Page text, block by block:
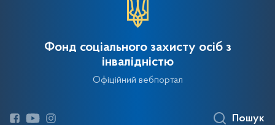
Фонд соціального захисту осіб з
інвалідністю
Офіційний вебпортал
Пошук